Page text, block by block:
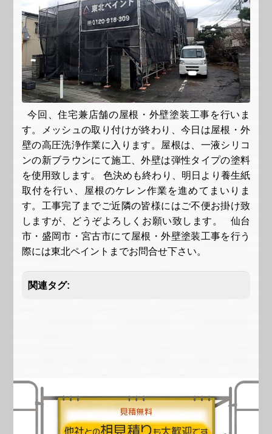
今回、住宅兼店舗の屋根・外壁塗装工事を行いま
す。メッシュの取り付けが終わり、今日は屋根・外
壁の高圧洗浄作業に入ります。屋根は、一液シリコ
ンの新ブラウンにて施工、外壁は弾性タイプの塗料
を使用致します。 色決めも終わり、明日より養生紙
取付を行い、屋根のケレン作業を進めてまいりま
す。工事完了までご近隣の皆様にはご不便お掛け致
しますが、どうぞよろしくお願い致します。 仙台
市・盛岡市・宮古市にて屋根・外壁塗装工事を行う
際には東北ペイントまでお問合せ下さい。
関連タグ: